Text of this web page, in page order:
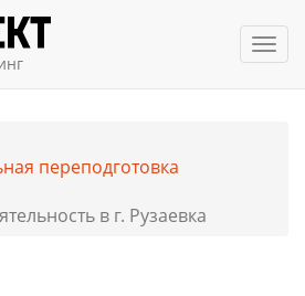
переподготовка
в г. Рузаевка